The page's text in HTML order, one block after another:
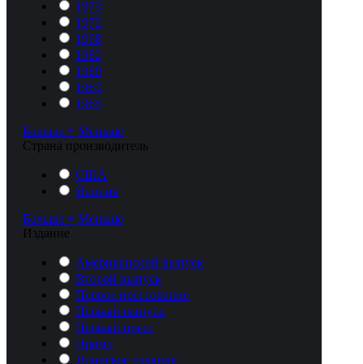
1973
1972
1968
1982
1980
1963
1965
Больше + Меньше
Cтрана производитель
США
Япония
Больше + Меньше
Издание
Американский выпуск
Второй выпуск
Первое прессование
Первый выпуск
Первый пресс
Промо
Японское издание